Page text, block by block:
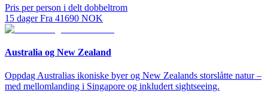
Pris per person i delt dobbeltrom
15 dager Fra 41690 NOK
Australia og New Zealand
Oppdag Australias ikoniske byer og New Zealands storslåtte natur –
med mellomlanding i Singapore og inkludert sightseeing.